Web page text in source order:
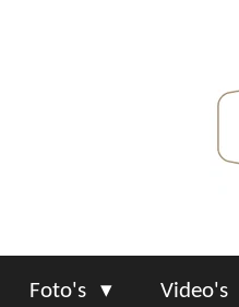
Foto's Video's